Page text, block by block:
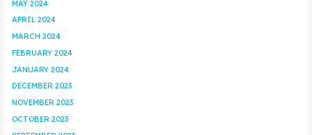
MAY 2024
APRIL 2024
MARCH 2024
FEBRUARY 2024
JANUARY 2024
DECEMBER 2023
NOVEMBER 2023
OCTOBER 2023